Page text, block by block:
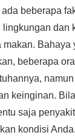
beberapa
lingkungan dan
makan.
beberapa
keinginan.
saja
kondisi